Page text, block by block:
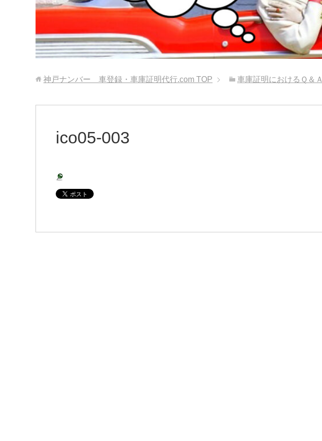
神戸ナンバー 車登録・車庫証明代行.com TOP 車庫証明におけるＱ＆Ａ
ico05-003